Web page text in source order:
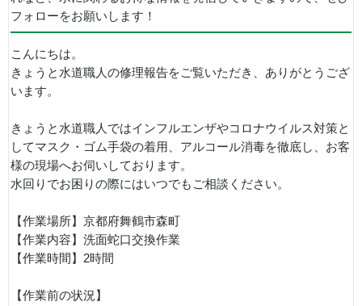
フォローをお願いします！
こんにちは。
きょうと水道職人の修理報告をご覧いただき、ありがとうござ
います。
きょうと水道職人ではインフルエンザやコロナウイルス対策と
してマスク・ゴム手袋の着用、アルコール消毒を徹底し、お客
様の現場へお伺いしております。
水回りでお困りの際にはいつでもご相談ください。
【作業場所】京都府舞鶴市森町
【作業内容】洗面蛇口交換作業
【作業時間】2時間
【作業前の状況】